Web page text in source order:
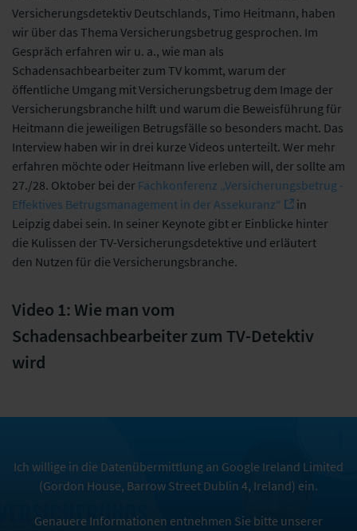
Versicherungsdetektiv Deutschlands, Timo Heitmann, haben
wir über das Thema Versicherungsbetrug gesprochen. Im
Gespräch erfahren wir u. a., wie man als
Schadensachbearbeiter zum TV kommt, warum der
öffentliche Umgang mit Versicherungsbetrug dem Image der
Versicherungsbranche hilft und warum die Beweisführung für
Heitmann die jeweiligen Betrugsfälle so besonders macht. Das
Interview haben wir in drei kurze Videos unterteilt. Wer mehr
erfahren möchte oder Heitmann live erleben will, der sollte am
27./28. Oktober bei der Fachkonferenz „Versicherungsbetrug -
Effektives Betrugsmanagement in der Assekuranz“
in
Leipzig dabei sein. In seiner Keynote gibt er Einblicke hinter
die Kulissen der TV-Versicherungsdetektive und erläutert
den Nutzen für die Versicherungsbranche.
Video 1: Wie man vom
Schadensachbearbeiter zum TV-Detektiv
wird
Ich willige in die Datenübermittlung an Google Ireland Limited
(Gordon House, Barrow Street Dublin 4, Ireland) ein.
Genauere Informationen entnehmen Sie bitte unserer